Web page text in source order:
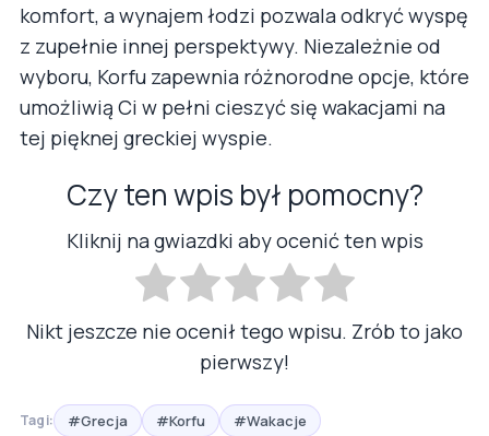
komfort, a wynajem łodzi pozwala odkryć wyspę
z zupełnie innej perspektywy. Niezależnie od
wyboru, Korfu zapewnia różnorodne opcje, które
umożliwią Ci w pełni cieszyć się wakacjami na
tej pięknej greckiej wyspie.
Czy ten wpis był pomocny?
Kliknij na gwiazdki aby ocenić ten wpis
Nikt jeszcze nie ocenił tego wpisu. Zrób to jako
pierwszy!
Tagi: #Grecja #Korfu #Wakacje